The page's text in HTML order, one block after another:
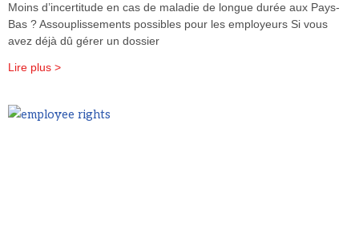
Moins d’incertitude en cas de maladie de longue durée aux Pays-
Bas ? Assouplissements possibles pour les employeurs Si vous
avez déjà dû gérer un dossier
Lire plus >